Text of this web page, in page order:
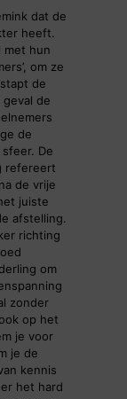
dat de
heeft.
met hun
om ze
de
de
de
De
refereert
de vrije
juiste
afstelling.
richting
om
zonder
op het
je voor
je de
kennis
het hard